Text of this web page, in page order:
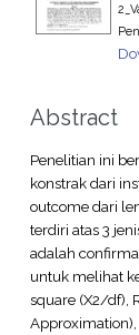
Abstract
Penelitian ini
konstrak dari
outcome dari
terdiri atas 3
adalah
untuk melihat
square (X2/df),
Approximation),